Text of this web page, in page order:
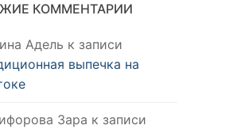
КОММЕНТАРИИ
Адель к записи
выпечка на
Зара к записи